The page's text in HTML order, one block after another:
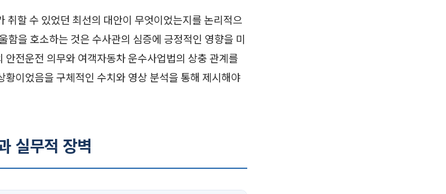
취할 수 있었던 최선의 대안이 무엇이었는지를 논리적으
함을 호소하는 것은 수사관의 심증에 긍정적인 영향을 미
전운전 의무와 여객자동차 운수사업법의 상충 관계를
이었음을 구체적인 수치와 영상 분석을 통해 제시해야
실무적 장벽